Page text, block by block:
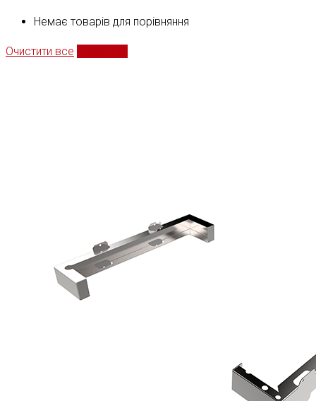
Немає товарів для порівняння
Очистити все